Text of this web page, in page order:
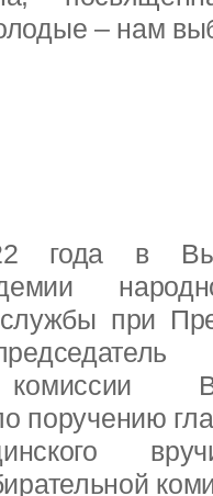
– нам
года в
службы при
комиссии
поручению